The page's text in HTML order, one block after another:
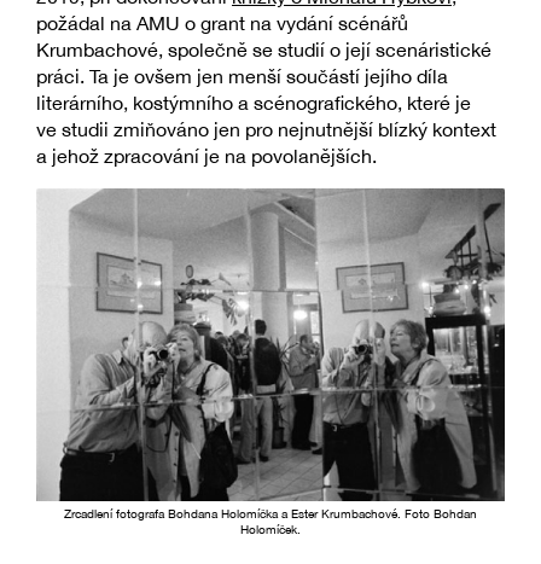
požádal na AMU o grant na vydání scénářů
Krumbachové, společně se studií o její scenáristické
práci. Ta je ovšem jen menší součástí jejího díla
literárního, kostýmního a scénografického, které je
ve studii zmiňováno jen pro nejnutnější blízký kontext
a jehož zpracování je na povolanějších.
Zrcadlení fotografa Bohdana Holomíčka a Ester Krumbachové. Foto Bohdan
Holomíček.